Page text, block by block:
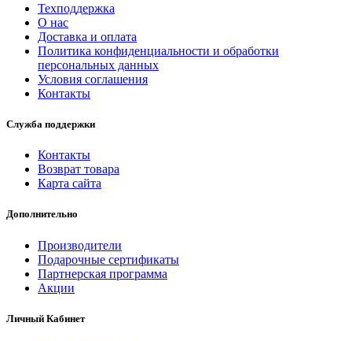
Техподдержка
О нас
Доставка и оплата
Политика конфиденциальности и обработки
персональных данных
Условия соглашения
Контакты
Служба поддержки
Контакты
Возврат товара
Карта сайта
Дополнительно
Производители
Подарочные сертификаты
Партнерская программа
Акции
Личный Кабинет